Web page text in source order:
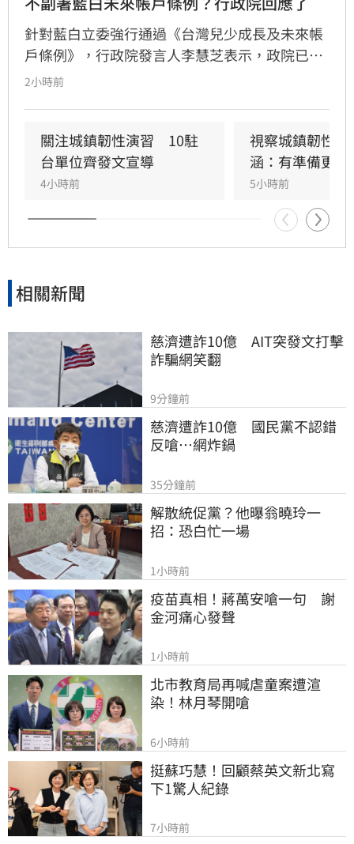
針對藍白立委強行通過《台灣兒少成長及未來帳
戶條例》，行政院發言人李慧芝表示，政院已收
到三讀函文，強調編列預算為行政院憲政職權，
並強調行政院版透過弱勢對存能落實公平正義，
避免在野黨版本加劇貧富差距。此外，政府同步
推動育兒留停六加三、延長婚產假等多項配套措
施，建構完善支持體系。政院重申，國家政策規
劃需具備整體性，針對立法院侵害預算編製權的
作為，將持續捍衛憲法賦予的權限，確保政策有
2小時前
關注城鎮韌性演習　10駐
台單位齊發文宣導
4小時前
視察城鎮韌性
涵：有準備更安
5小時前
相關新聞
慈濟遭詐10億　AIT突發文打擊
詐騙網笑翻
9分鐘前
慈濟遭詐10億　國民黨不認錯
反嗆⋯網炸鍋
35分鐘前
解散統促黨？他曝翁曉玲一
招：恐白忙一場
1小時前
疫苗真相！蔣萬安嗆一句　謝
金河痛心發聲
1小時前
北市教育局再喊虐童案遭渲
染！林月琴開嗆
6小時前
挺蘇巧慧！回顧蔡英文新北寫
下1驚人紀錄
7小時前